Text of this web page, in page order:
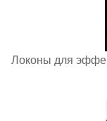
Локоны для